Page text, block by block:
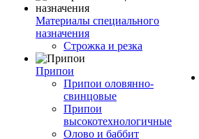
Материалы специального
назначения
Строжка и резка
Припои
Припои оловянно-
свинцовые
Припои
высокотехнологичные
Олово и баббит